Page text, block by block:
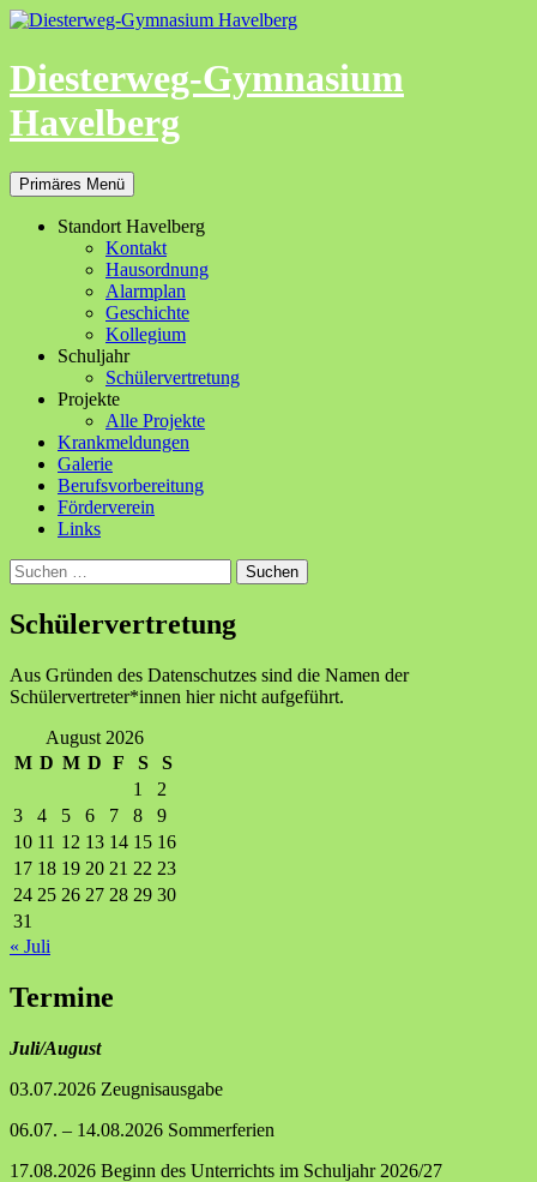
Zum
springen
Diesterweg-Gymnasium
Havelberg
Suchen
Primäres Menü
Standort Havelberg
Kontakt
Hausordnung
Alarmplan
Geschichte
Kollegium
Schuljahr
Schülervertretung
Projekte
Alle Projekte
Krankmeldungen
Galerie
Berufsvorbereitung
Förderverein
Links
Suchen
nach:
Schülervertretung
Aus Gründen des Datenschutzes sind die Namen der
Schülervertreter*innen hier nicht aufgeführt.
August 2026
M D M D F S
S
1
2
3
4 5 6 7 8
9
10 11 12 13 14 15 16
17 18 19 20 21 22 23
24 25 26 27 28 29 30
31
« Juli
Termine
Juli/August
03.07.2026 Zeugnisausgabe
06.07. – 14.08.2026 Sommerferien
17.08.2026 Beginn des Unterrichts im Schuljahr 2026/27